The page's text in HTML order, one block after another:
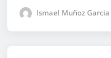
Ismael Muñoz Garcia